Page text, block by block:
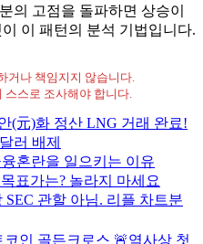
의 고점을 돌파하면 상승이
이 패턴의 분석 기법입니다.
거나 책임지지 않습니다.
스스로 조사해야 합니다.